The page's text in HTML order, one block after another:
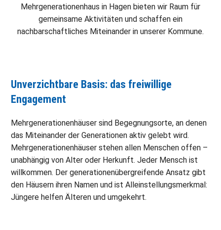
Mehrgenerationenhaus in Hagen bieten wir Raum für
gemeinsame Aktivitäten und schaffen ein
nachbarschaftliches Miteinander in unserer Kommune.
Unverzichtbare Basis: das freiwillige
Engagement
Mehrgenerationenhäuser sind Begegnungsorte, an denen
das Miteinander der Generationen aktiv gelebt wird.
Mehrgenerationenhäuser stehen allen Menschen offen –
unabhängig von Alter oder Herkunft. Jeder Mensch ist
willkommen. Der generationenübergreifende Ansatz gibt
den Häusern ihren Namen und ist Alleinstellungsmerkmal:
Jüngere helfen Älteren und umgekehrt.